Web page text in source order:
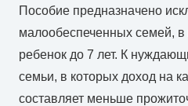
Пособие предназначено
малообеспеченных семей, в
ребенок до 7 лет. К
семьи, в которых доход на
составляет меньше